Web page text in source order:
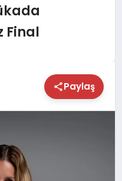
Final
Paylaş